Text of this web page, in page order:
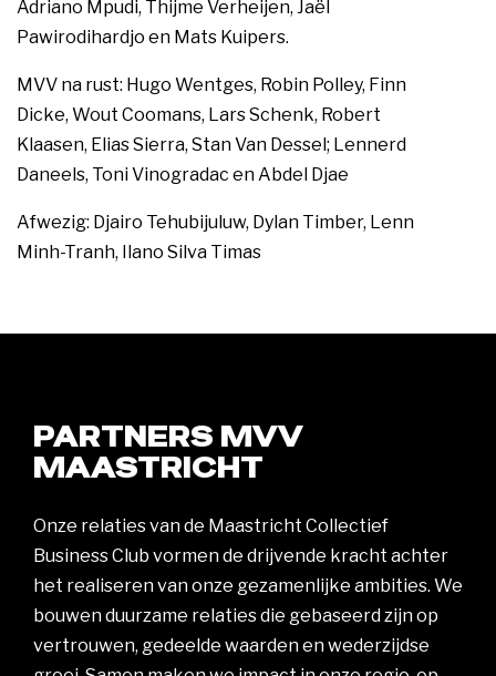
Adriano Mpudi, Thijme Verheijen, Jaël
Pawirodihardjo en Mats Kuipers.
MVV na rust: Hugo Wentges, Robin Polley, Finn
Dicke, Wout Coomans, Lars Schenk, Robert
Klaasen, Elias Sierra, Stan Van Dessel; Lennerd
Daneels, Toni Vinogradac en Abdel Djae
Afwezig: Djairo Tehubijuluw, Dylan Timber, Lenn
Minh-Tranh, Ilano Silva Timas
PARTNERS MVV
MAASTRICHT
Onze relaties van de Maastricht Collectief
Business Club vormen de drijvende kracht achter
het realiseren van onze gezamenlijke ambities. We
bouwen duurzame relaties die gebaseerd zijn op
vertrouwen, gedeelde waarden en wederzijdse